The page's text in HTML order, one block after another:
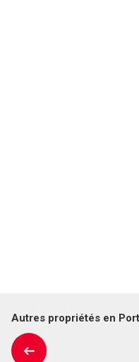
Autres propriétés en